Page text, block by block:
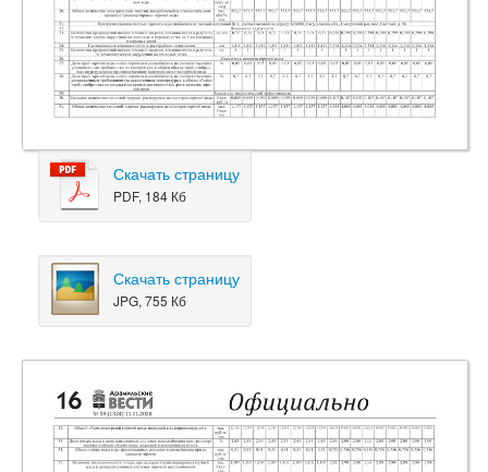
Скачать страницу
PDF, 184 Кб
Скачать страницу
JPG, 755 Кб